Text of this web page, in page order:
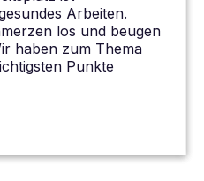
Arbeiten.
los und beugen
haben zum Thema
Punkte